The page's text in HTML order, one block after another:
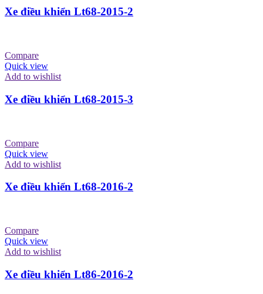
Xe điều khiển Lt68-2015-2
Compare
Quick view
Add to wishlist
Xe điều khiển Lt68-2015-3
Compare
Quick view
Add to wishlist
Xe điều khiển Lt68-2016-2
Compare
Quick view
Add to wishlist
Xe điều khiển Lt86-2016-2